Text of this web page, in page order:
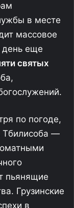
в месте
массовое
еще
святых
по погоде,
Тбилисоба —
пьянящие
Грузинские
в